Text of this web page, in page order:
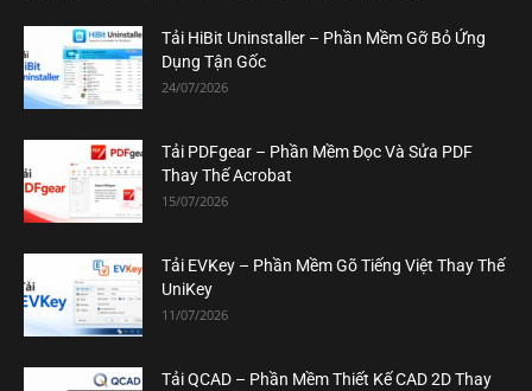
Tải HiBit Uninstaller – Phần Mềm Gỡ Bỏ Ứng
Dụng Tận Gốc
24/07/2026
Tải PDFgear – Phần Mềm Đọc Và Sửa PDF
Thay Thế Acrobat
15/07/2026
Tải EVKey – Phần Mềm Gõ Tiếng Việt Thay Thế
UniKey
11/07/2026
Tải QCAD – Phần Mềm Thiết Kế CAD 2D Thay